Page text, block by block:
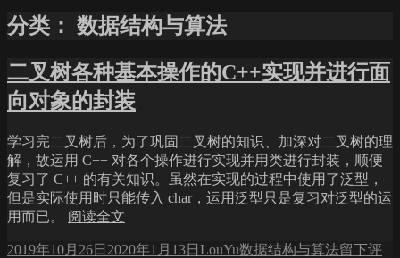
分类： 数据结构与算法
二叉树各种基本操作的C++实现并进行面
向对象的封装
学习完二叉树后，为了巩固二叉树的知识、加深对二叉树的理
解，故运用 C++ 对各个操作进行实现并用类进行封装，顺便
复习了 C++ 的有关知识。虽然在实现的过程中使用了泛型，
但是实际使用时只能传入 char，运用泛型只是复习对泛型的运
用而已。 阅读全文
发
2019年10月26日 2020年1月13日 作
LouYu分
数据结构与算法于
留下评